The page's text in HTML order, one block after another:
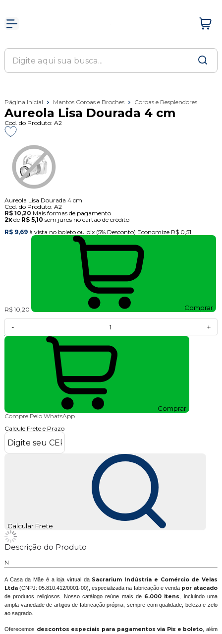
Página Inicial Mantos Coroas e Broches Coroas e Resplendores
Aureola Lisa Dourada 4 cm
Cod. do Produto: A2
Aureola Lisa Dourada 4 cm
Cod. do Produto: A2
R$ 10,20 Mais formas de pagamento
2xde R$ 5,10 sem juros no cartão de crédito
R$ 9,69 à vista no boleto ou pix (5% Desconto) Economize R$ 0,51
R$ 10,20 Comprar
- +
Comprar
Compre Pelo WhatsApp
Calcule Frete e Prazo
Calcular Frete
Descrição do Produto
N
A Casa da Mãe é a loja virtual daSacrarium Indústria e Comércio de Velas
Ltda(CNPJ: 05.810.412/0001-00), especializada na fabricação e venda por atacado
de produtos religiosos. Nosso catálogo reúne mais de 6.000 itens
, incluindo uma
ampla variedade de artigos de fabricação própria, sempre com qualidade, beleza e zelo
ao sagrado.
Oferecemos descontos especiais para pagamentos via Pix e boleto , além